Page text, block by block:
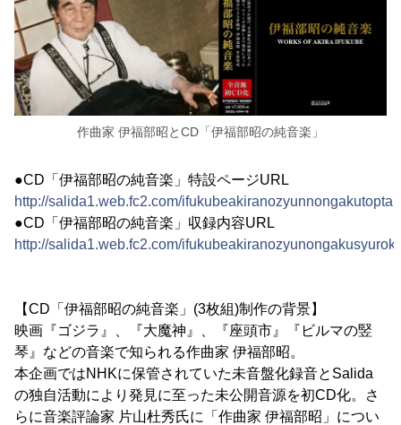
作曲家 伊福部昭とCD「伊福部昭の純音楽」
●CD「伊福部昭の純音楽」特設ページURL
http://salida1.web.fc2.com/
●CD「伊福部昭の純音楽」収録内容URL
http://salida1.web.fc2.com/
【CD「伊福部昭の純音楽」(3枚組)制作の背景】
映画『ゴジラ』、『大魔神』、『座頭市』『ビルマの竪
琴』などの音楽で知られる作曲家 伊福部昭。
本企画ではNHKに保管されていた未音盤化録音とSalida
の独自活動により発見に至った未公開音源を初CD化。さ
らに音楽評論家 片山杜秀氏に「作曲家 伊福部昭」につい